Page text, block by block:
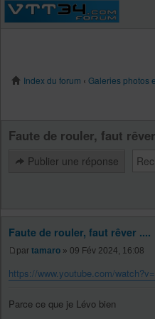
Index du forum ‹ Galeries photos
Faute de rouler, faut
Publier une réponse
Faute de rouler, faut rêver ....
par tamaro » 09 Fév 2024, 16:08
https://www.youtube.com/
Parce ce que je Lévo bien